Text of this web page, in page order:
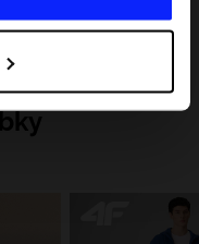
S vaším
zlepšili spôsob
analytický
ponúkané
Podrobné